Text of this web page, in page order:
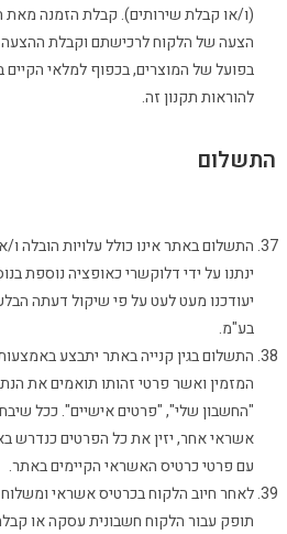
(ו/או קבלת שירותים). קבלת הזמנה מאת
הצעה של הלקוח לרכישתם וקבלת
בפועל של המוצרים, בכפוף למלאי
להוראות תקנון זה.
התשלום
התשלום באתר אינו כולל עלויות הובלה
ינתנו על ידי דלוקשרי כאופציה נוספת
יעודכנו מעט לעט על פי שיקול דעתה
בע"מ.
התשלום בגין קנייה באתר יתבצע
המזמין ואשר פרטי זהותו תואמים את
"החשבון שלי", "פרטים אישיים". ככל
אשראי אחר, יזין את כל הפרטים כנדרש
עם פרטי כרטיס האשראי הקיימים באתר.
לאחר חיוב הלקוח בכרטיס אשראי
תופק עבור הלקוח חשבונית עסקה או